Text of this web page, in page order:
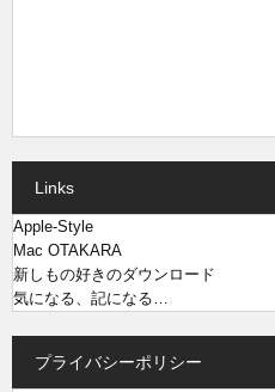
Links
Apple-Style
Mac OTAKARA
新しもの好きのダウンロード
気になる、記になる…
プライバシーポリシー